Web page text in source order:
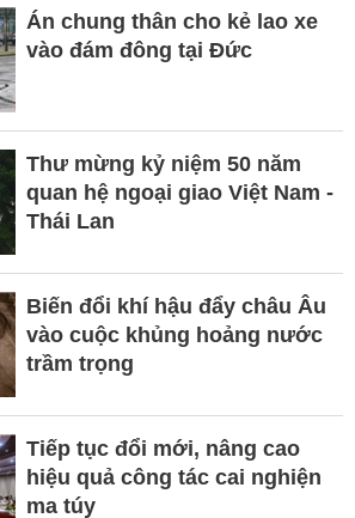
Án chung thân cho kẻ lao xe
vào đám đông tại Đức
Thư mừng kỷ niệm 50 năm
quan hệ ngoại giao Việt Nam -
Thái Lan
Biến đổi khí hậu đẩy châu Âu
vào cuộc khủng hoảng nước
trầm trọng
Tiếp tục đổi mới, nâng cao
hiệu quả công tác cai nghiện
ma túy